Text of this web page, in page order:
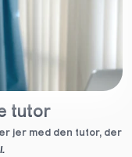
tutor
jer med den tutor, der